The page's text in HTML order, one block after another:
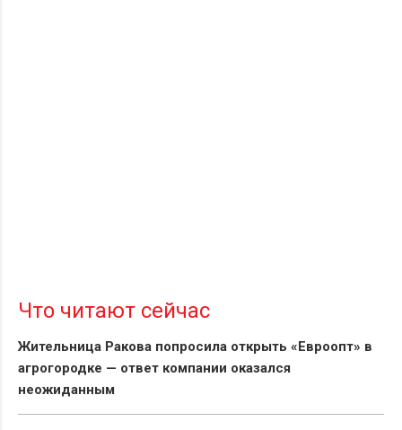
Что читают сейчас
Жительница Ракова попросила открыть «Евроопт» в
агрогородке — ответ компании оказался
неожиданным